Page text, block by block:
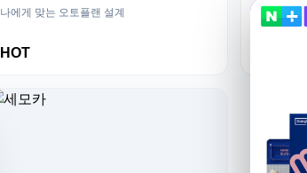
나에게 맞는 오토플랜 설계
HOT
영상으로